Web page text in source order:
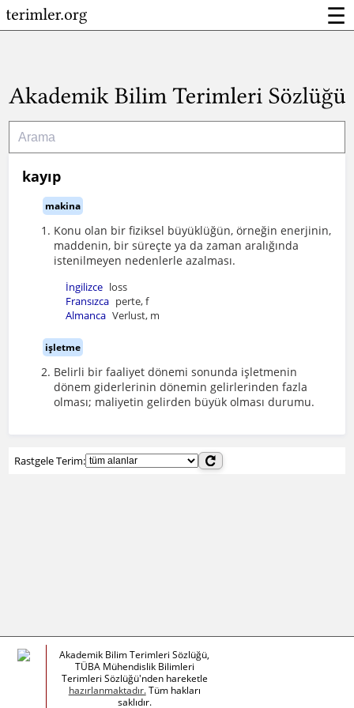
☰
kayıp
makina
Konu olan bir fiziksel büyüklüğün, örneğin enerjinin,
maddenin, bir süreçte ya da zaman aralığında
istenilmeyen nedenlerle azalması.
İngilizce loss
Fransızca perte, f
Almanca Verlust, m
işletme
Belirli bir faaliyet dönemi sonunda işletmenin
dönem giderlerinin dönemin gelirlerinden fazla
olması; maliyetin gelirden büyük olması durumu.
Rastgele Terim:
Akademik Bilim Terimleri Sözlüğü,
TÜBA Mühendislik Bilimleri
Terimleri Sözlüğü'nden hareketle
hazırlanmaktadır.Tüm hakları
saklıdır.